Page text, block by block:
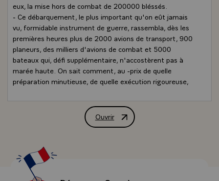
eux, la mise hors de combat de 200000 bléssés.
- Ce débarquement, le plus important qu'on eût jamais
vu, formidable instrument de guerre, rassembla, dès les
premières heures plus de 2000 avions de transport, 900
planeurs, des milliers d'avions de combat et 5000
bateaux qui, défi supplémentaire, n'accostèrent pas à
marée haute. On sait comment, au -prix de quelle
préparation minutieuse, de quelle exécution rigoureuse,
Eisenhower, Montgomery, tant d'autres - dont le nom
désormais appartient à l'Histoire, fut gagnée la bataille
- Saluons ceux qui l'ont vécue, ces vétérans, et
particulièrement ceux qui sont parmi nous restés fidèles à
la mémoire et à l'espoir de leur jeunesse. Nous leur
devons ce que nous sommes et je m'interroge parfois £
Ouvrir
Allocution de M. François Mitterrand,